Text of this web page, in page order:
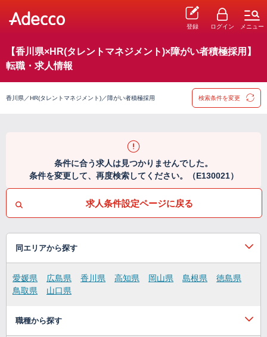
登録 ログイン メニュー
【香川県×HR(タレントマネジメント)×障がい者積極採用】
転職・求人情報
香川県／HR(タレントマネジメント)／障がい者積極採用 検索条件を変更
条件に合う求人は見つかりませんでした。
条件を変更して、再度検索してください。（E130021）
求人条件設定ページに戻る
同エリアから探す
愛媛県 広島県 香川県 高知県 岡山県 島根県
徳島県
鳥取県
山口県
職種から探す